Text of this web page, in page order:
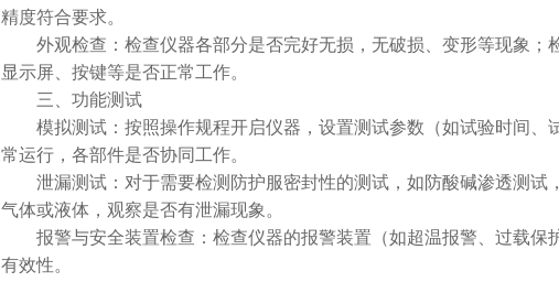
精度符合要求。
外观检查：检查仪器各部分是否完好无损，无破损、变形等现象；
显示屏、按键等是否正常工作。
三、功能测试
模拟测试：按照操作规程开启仪器，设置测试参数（如试验时间、
常运行，各部件是否协同工作。
泄漏测试：对于需要检测防护服密封性的测试，如防酸碱渗透测试
气体或液体，观察是否有泄漏现象。
报警与安全装置检查：检查仪器的报警装置（如超温报警、过载保
有效性。